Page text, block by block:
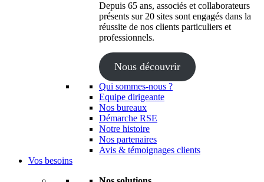
Depuis 65 ans, associés et collaborateurs
présents sur 20 sites sont engagés dans la
réussite de nos clients particuliers et
professionnels.
Nous découvrir
Qui sommes-nous ?
Equipe dirigeante
Nos bureaux
Démarche RSE
Notre histoire
Nos partenaires
Avis & témoignages clients
Vos besoins